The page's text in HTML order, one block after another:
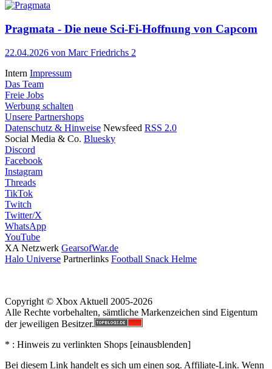
Pragmata - Die neue Sci-Fi-Hoffnung von Capcom
22.04.2026 von Marc Friedrichs 2
Intern Impressum
Das Team
Freie Jobs
Werbung schalten
Unsere Partnershops
Datenschutz & Hinweise Newsfeed RSS 2.0
Social Media & Co. Bluesky
Discord
Facebook
Instagram
Threads
TikTok
Twitch
Twitter/X
WhatsApp
YouTube
XA Netzwerk GearsofWar.de
Halo Universe Partnerlinks Football Snack Helme
Copyright © Xbox Aktuell 2005-2026
Alle Rechte vorbehalten, sämtliche Markenzeichen sind Eigentum
der jeweiligen Besitzer.
* : Hinweis zu verlinkten Shops [einausblenden]
Bei diesem Link handelt es sich um einen sog. Affiliate-Link. Wenn